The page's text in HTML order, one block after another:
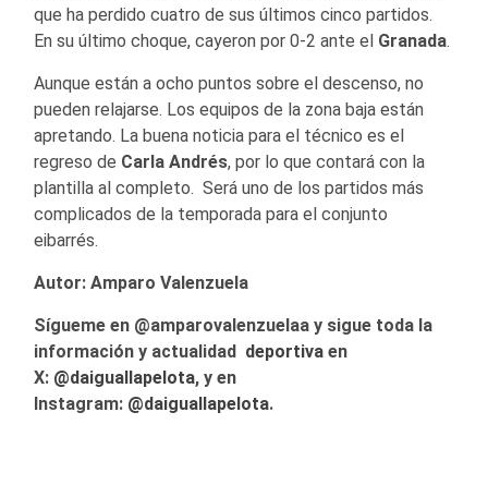
que ha perdido cuatro de sus últimos cinco partidos.
En su último choque, cayeron por 0-2 ante el Granada.
Aunque están a ocho puntos sobre el descenso, no
pueden relajarse. Los equipos de la zona baja están
apretando. La buena noticia para el técnico es el
regreso de Carla Andrés, por lo que contará con la
plantilla al completo. Será uno de los partidos más
complicados de la temporada para el conjunto
eibarrés.
Autor: Amparo Valenzuela
Sígueme en @amparovalenzuelaa y sigue toda la
información y actualidad deportiva en
X: @daiguallapelota, y en
Instagram: @daiguallapelota.